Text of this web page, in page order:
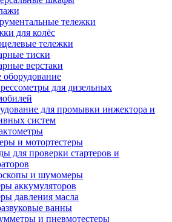
тележки
для колёс
тележки
тиски
верстаки
оборудование
для дизельных
для промывки инжектора и
систем
и мотортестеры
для проверки стартеров и
и шумомеры
аккумуляторов
давления масла
ванны
и пневмотестеры